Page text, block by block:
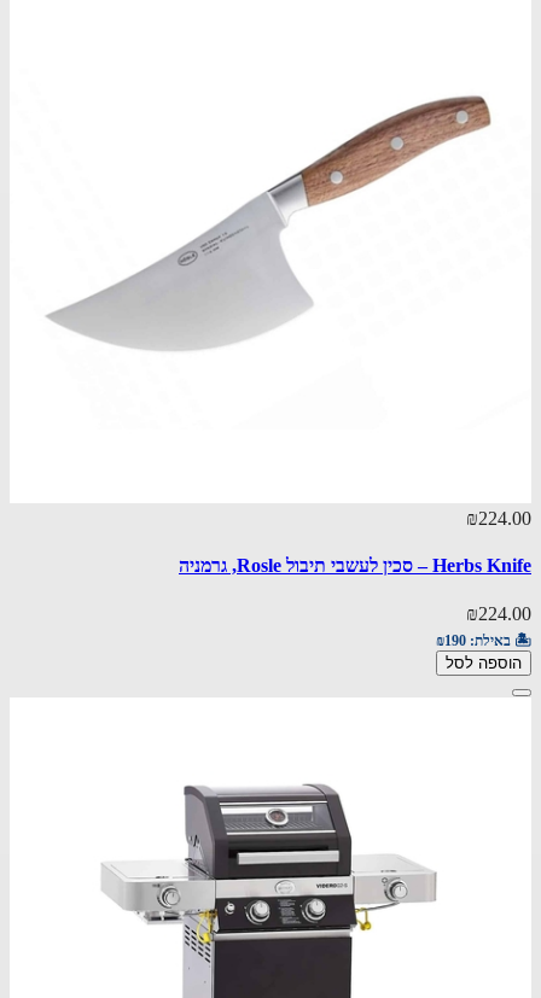
₪224.00
Herbs Knife – סכין לעשבי תיבול Rosle, גרמניה
₪224.00
🏝️ באילת: ₪190
הוספה לסל